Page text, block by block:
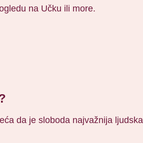
na Učku ili more.
da je sloboda najvažnija ljudska